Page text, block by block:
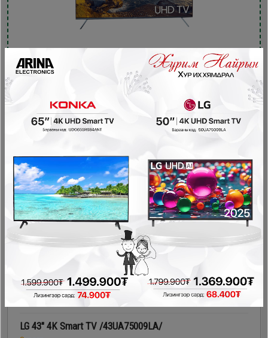
Skyworth 55'' 4K UHD Smart TV /55G66H/
1,499,900₮
- 200,000₮
LG 43" 4K Smart TV /43UA75009LA/